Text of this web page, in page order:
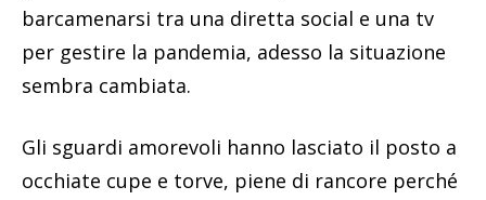
barcamenarsi tra una diretta social e una tv
per gestire la pandemia, adesso la situazione
sembra cambiata.
Gli sguardi amorevoli hanno lasciato il posto a
occhiate cupe e torve, piene di rancore perché